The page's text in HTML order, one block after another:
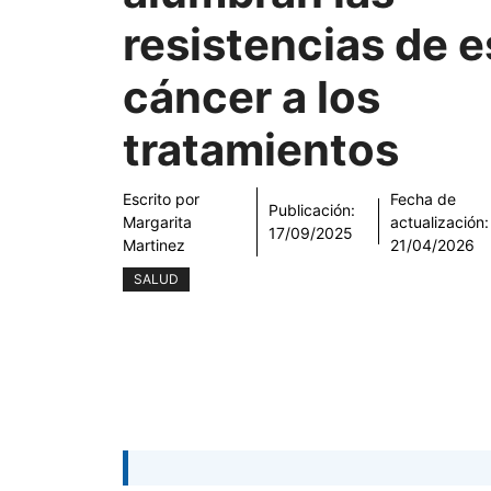
resistencias de
cáncer a los
tratamientos
Escrito por
Margarita
Martinez
Publicación:
17/09/2025
Fecha de
actualización:
21/04/2026
SALUD